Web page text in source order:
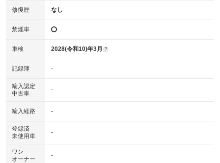
修復歴 なし
禁煙車
車検 2028(令和10)年3月 ?
記録簿 -
輸入認定
中古車
-
輸入経路 -
登録済
未使用車
-
ワン
オーナー
-